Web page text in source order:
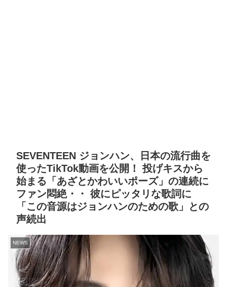
SEVENTEEN ジョンハン、日本の流行曲を
使ったTikTok動画を公開！ 投げキスから
始まる「あざとかわいいポーズ」の連続に
ファン悶絶・・ 彼にピッタリな歌詞に
「この音源はジョンハンのための歌」との
声続出
NEWS